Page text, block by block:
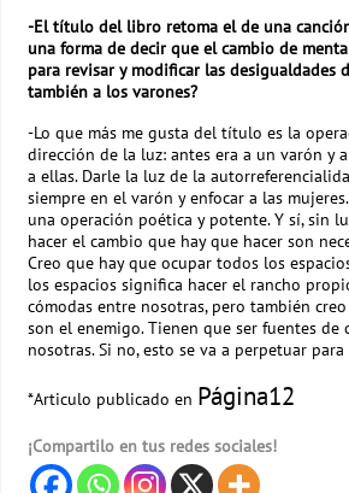
-El título del libro retoma el de una
una forma de decir que el cambio de
para revisar y modificar las desigualdades
también a los varones?
-Lo que más me gusta del título es la
dirección de la luz: antes era a un varón y
a ellas. Darle la luz de la
siempre en el varón y enfocar a las
una operación poética y potente. Y sí, sin
hacer el cambio que hay que hacer son
Creo que hay que ocupar todos los
los espacios significa hacer el rancho
cómodas entre nosotras, pero también
son el enemigo. Tienen que ser fuentes de
nosotras. Si no, esto se va a perpetuar para
*Articulo publicado en Página12
¡Compartilo en tus redes sociales!